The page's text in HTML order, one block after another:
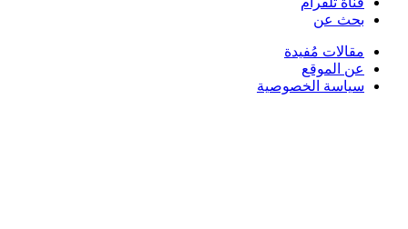
بحث عن
مقالات مُفيدة
عن الموقع
سياسة الخصوصية